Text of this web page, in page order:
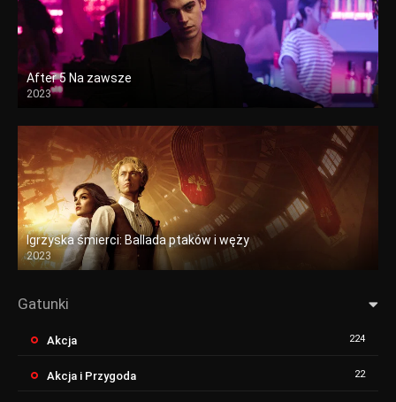
After 5 Na zawsze
2023
Igrzyska śmierci: Ballada ptaków i węży
2023
Gatunki
Akcja 224
Akcja i Przygoda 22